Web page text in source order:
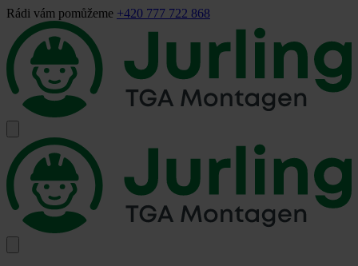
Rádi vám pomůžeme +420 777 722 868